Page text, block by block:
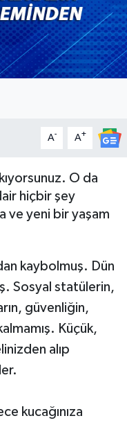
A- A+
O da
hiçbir şey
ve yeni bir yaşam
kaybolmuş. Dün
Sosyal statülerin,
güvenliğin,
Küçük,
alıp
kucağınıza